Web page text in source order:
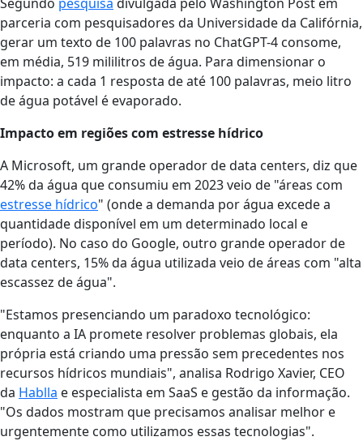
parceria com pesquisadores da Universidade da Califórnia,
gerar um texto de 100 palavras no ChatGPT-4 consome,
em média, 519 mililitros de água. Para dimensionar o
impacto: a cada 1 resposta de até 100 palavras, meio litro
de água potável é evaporado.
Impacto em regiões com estresse hídrico
A Microsoft, um grande operador de data centers, diz que
42% da água que consumiu em 2023 veio de "áreas com
estresse hídrico" (onde a demanda por água excede a
quantidade disponível em um determinado local e
período). No caso do Google, outro grande operador de
data centers, 15% da água utilizada veio de áreas com "alta
escassez de água".
"Estamos presenciando um paradoxo tecnológico:
enquanto a IA promete resolver problemas globais, ela
própria está criando uma pressão sem precedentes nos
recursos hídricos mundiais", analisa Rodrigo Xavier, CEO
da Hablla e especialista em SaaS e gestão da informação.
"Os dados mostram que precisamos analisar melhor e
urgentemente como utilizamos essas tecnologias".